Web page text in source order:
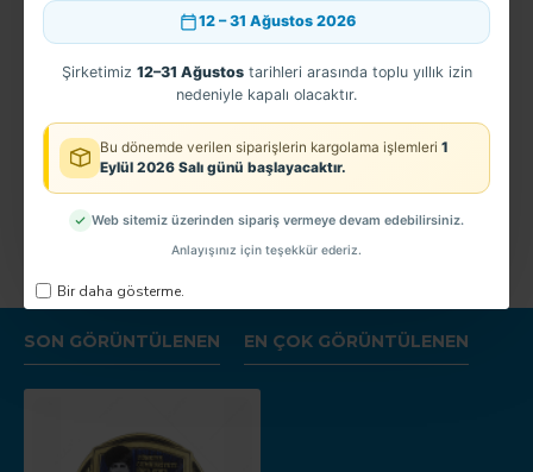
12 – 31 Ağustos 2026
Şirketimiz 12–31 Ağustostarihleri arasında toplu yıllık izin
nedeniyle kapalı olacaktır.
Bu dönemde verilen siparişlerin kargolama işlemleri 1
Eylül 2026 Salı günü başlayacaktır.
Web sitemiz üzerinden sipariş vermeye devam edebilirsiniz.
Anlayışınız için teşekkür ederiz.
Bir daha gösterme.
KK İHA
ASTH
SON GÖRÜNTÜLENEN EN ÇOK GÖRÜNTÜLENEN